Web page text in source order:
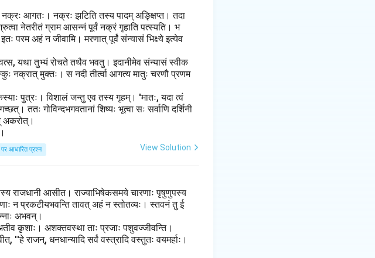
नक्रः आगतः। नक्रः झटिति तस्य पादम् अङ्क्षिप्त। तदा
नेतरीतं ग्राम आसन्नं पूर्वं नक्रं गृहाति पत्स्यति। भ
परम अहं न जीवामि। मरणात् पूर्वं संन्यासं भिक्ष्ये इत्येव
यथा तुभ्यं रोचते तथैव भवतु। इदानीमेव संन्यासं स्वीक
नक्रात् मुक्तः। स नदी तीर्त्वा आगत्य मातुः चरणौ प्रणम
पुत्रः। विशालं जन्तु एव तस्य गृहम्। 'मातः, यदा त्वं
ततः गोविन्दभगवतानां शिष्यः भूत्वा सः सर्वाणि दर्शिनी
अकरोत्।
पर आधारित प्रश्न View Solution
राजधानी आसीत। राज्याभिषेकसमये चारणाः पृषुणुपस्य
न प्रकटीयभवन्ति तावत् अहं न स्तोतव्यः। स्तवनं तु ई
अभवन्।
कृशाः। अशक्तवस्था ताः प्रजाः पशुवज्जीवन्ति।
''हे राजन्, धनधान्यादि सर्वं वस्त्रादि वस्तुतः वयमर्हाः।